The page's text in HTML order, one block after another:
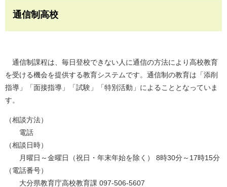
通信制高校
通信制課程は、毎日登校できない人に通信の方法により高校教育
を受ける機会を提供する教育システムです。通信制の教育は「添削
指導」「面接指導」「試験」「特別活動」によることとなっていま
す。
（相談方法）
電話
（相談日時）
月曜日～金曜日（祝日・年末年始を除く） 8時30分～17時15分
（電話番号）
大分県教育庁高校教育課 097-506-5607